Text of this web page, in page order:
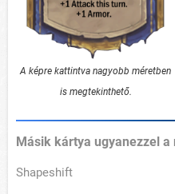
A képre kattintva nagyobb méretben
is megtekinthető.
Másik kártya ugyanezzel a
Shapeshift